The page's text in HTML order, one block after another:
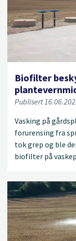
Biofilter
Publisert
Vasking på
forurensing fra
tok grep og ble
biofilter på